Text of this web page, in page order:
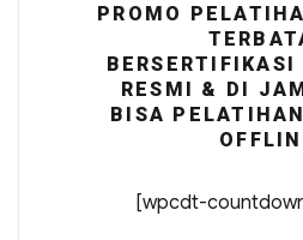
PROMO
BERSERTIFIKASI
RESMI & DI
BISA
[wpcdt-